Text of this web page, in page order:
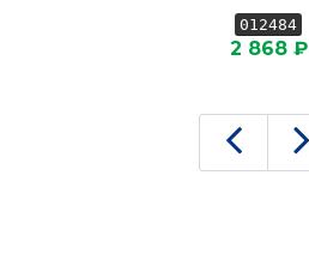
012484
2 868 ₽